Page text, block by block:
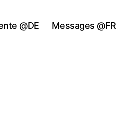
@DE Messages @FR